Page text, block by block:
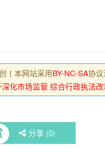
丨本网站采用BY-NC-SA协
化市场监管 综合行政执法
分享 (0)